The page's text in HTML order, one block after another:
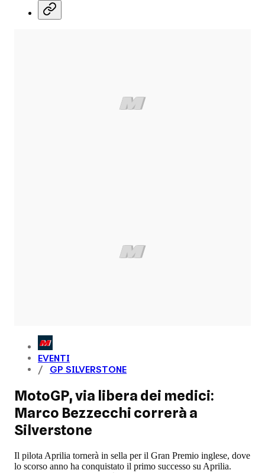
EVENTI
GP SILVERSTONE
MotoGP, via libera dei medici:
Marco Bezzecchi correrà a
Silverstone
Il pilota Aprilia tornerà in sella per il Gran Premio inglese, dove
lo scorso anno ha conquistato il primo successo su Aprilia.